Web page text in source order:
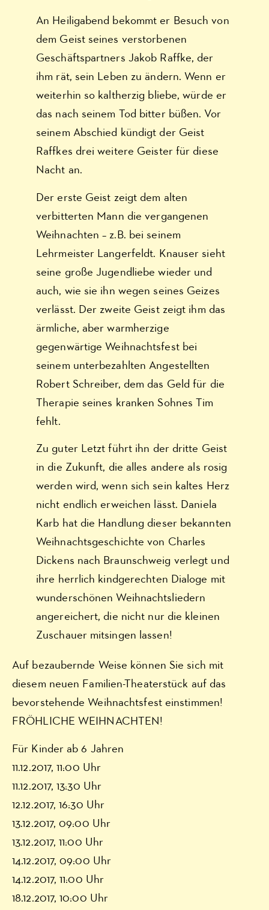
An Heiligabend bekommt er Besuch von
dem Geist seines verstorbenen
Geschäftspartners Jakob Raffke, der
ihm rät, sein Leben zu ändern. Wenn er
weiterhin so kaltherzig bliebe, würde er
das nach seinem Tod bitter büßen. Vor
seinem Abschied kündigt der Geist
Raffkes drei weitere Geister für diese
Nacht an.
Der erste Geist zeigt dem alten
verbitterten Mann die vergangenen
Weihnachten – z.B. bei seinem
Lehrmeister Langerfeldt. Knauser sieht
seine große Jugendliebe wieder und
auch, wie sie ihn wegen seines Geizes
verlässt. Der zweite Geist zeigt ihm das
ärmliche, aber warmherzige
gegenwärtige Weihnachtsfest bei
seinem unterbezahlten Angestellten
Robert Schreiber, dem das Geld für die
Therapie seines kranken Sohnes Tim
fehlt.
Zu guter Letzt führt ihn der dritte Geist
in die Zukunft, die alles andere als rosig
werden wird, wenn sich sein kaltes Herz
nicht endlich erweichen lässt. Daniela
Karb hat die Handlung dieser bekannten
Weihnachtsgeschichte von Charles
Dickens nach Braunschweig verlegt und
ihre herrlich kindgerechten Dialoge mit
wunderschönen Weihnachtsliedern
angereichert, die nicht nur die kleinen
Zuschauer mitsingen lassen!
Auf bezaubernde Weise können Sie sich mit
diesem neuen Familien-Theaterstück auf das
bevorstehende Weihnachtsfest einstimmen!
FRÖHLICHE WEIHNACHTEN!
Für Kinder ab 6 Jahren
11.12.2017, 11:00 Uhr
11.12.2017, 13:30 Uhr
12.12.2017, 16:30 Uhr
13.12.2017, 09:00 Uhr
13.12.2017, 11:00 Uhr
14.12.2017, 09:00 Uhr
14.12.2017, 11:00 Uhr
18.12.2017, 10:00 Uhr